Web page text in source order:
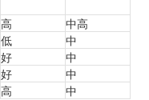
高
中高
低
中
好
中
好
中
高 中